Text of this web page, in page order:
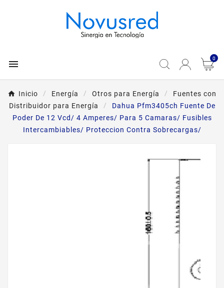
 0
Inicio Energía Otros para Energía
Fuentes con
Distribuidor para Energía
Dahua Pfm3405ch Fuente De
Poder De 12 Vcd/ 4 Amperes/ Para 5 Camaras/ Fusibles
Intercambiables/ Proteccion Contra Sobrecargas/